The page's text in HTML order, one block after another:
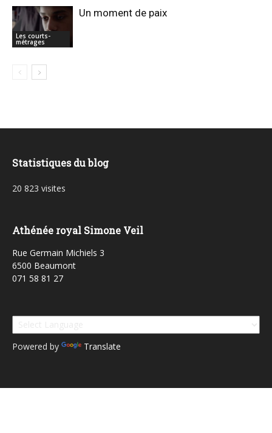
Les courts-
métrages
Un moment de paix
Statistiques du blog
20 823 visites
Athénée royal Simone Veil
Rue Germain Michiels 3
6500 Beaumont
071 58 81 27
Powered by Translate